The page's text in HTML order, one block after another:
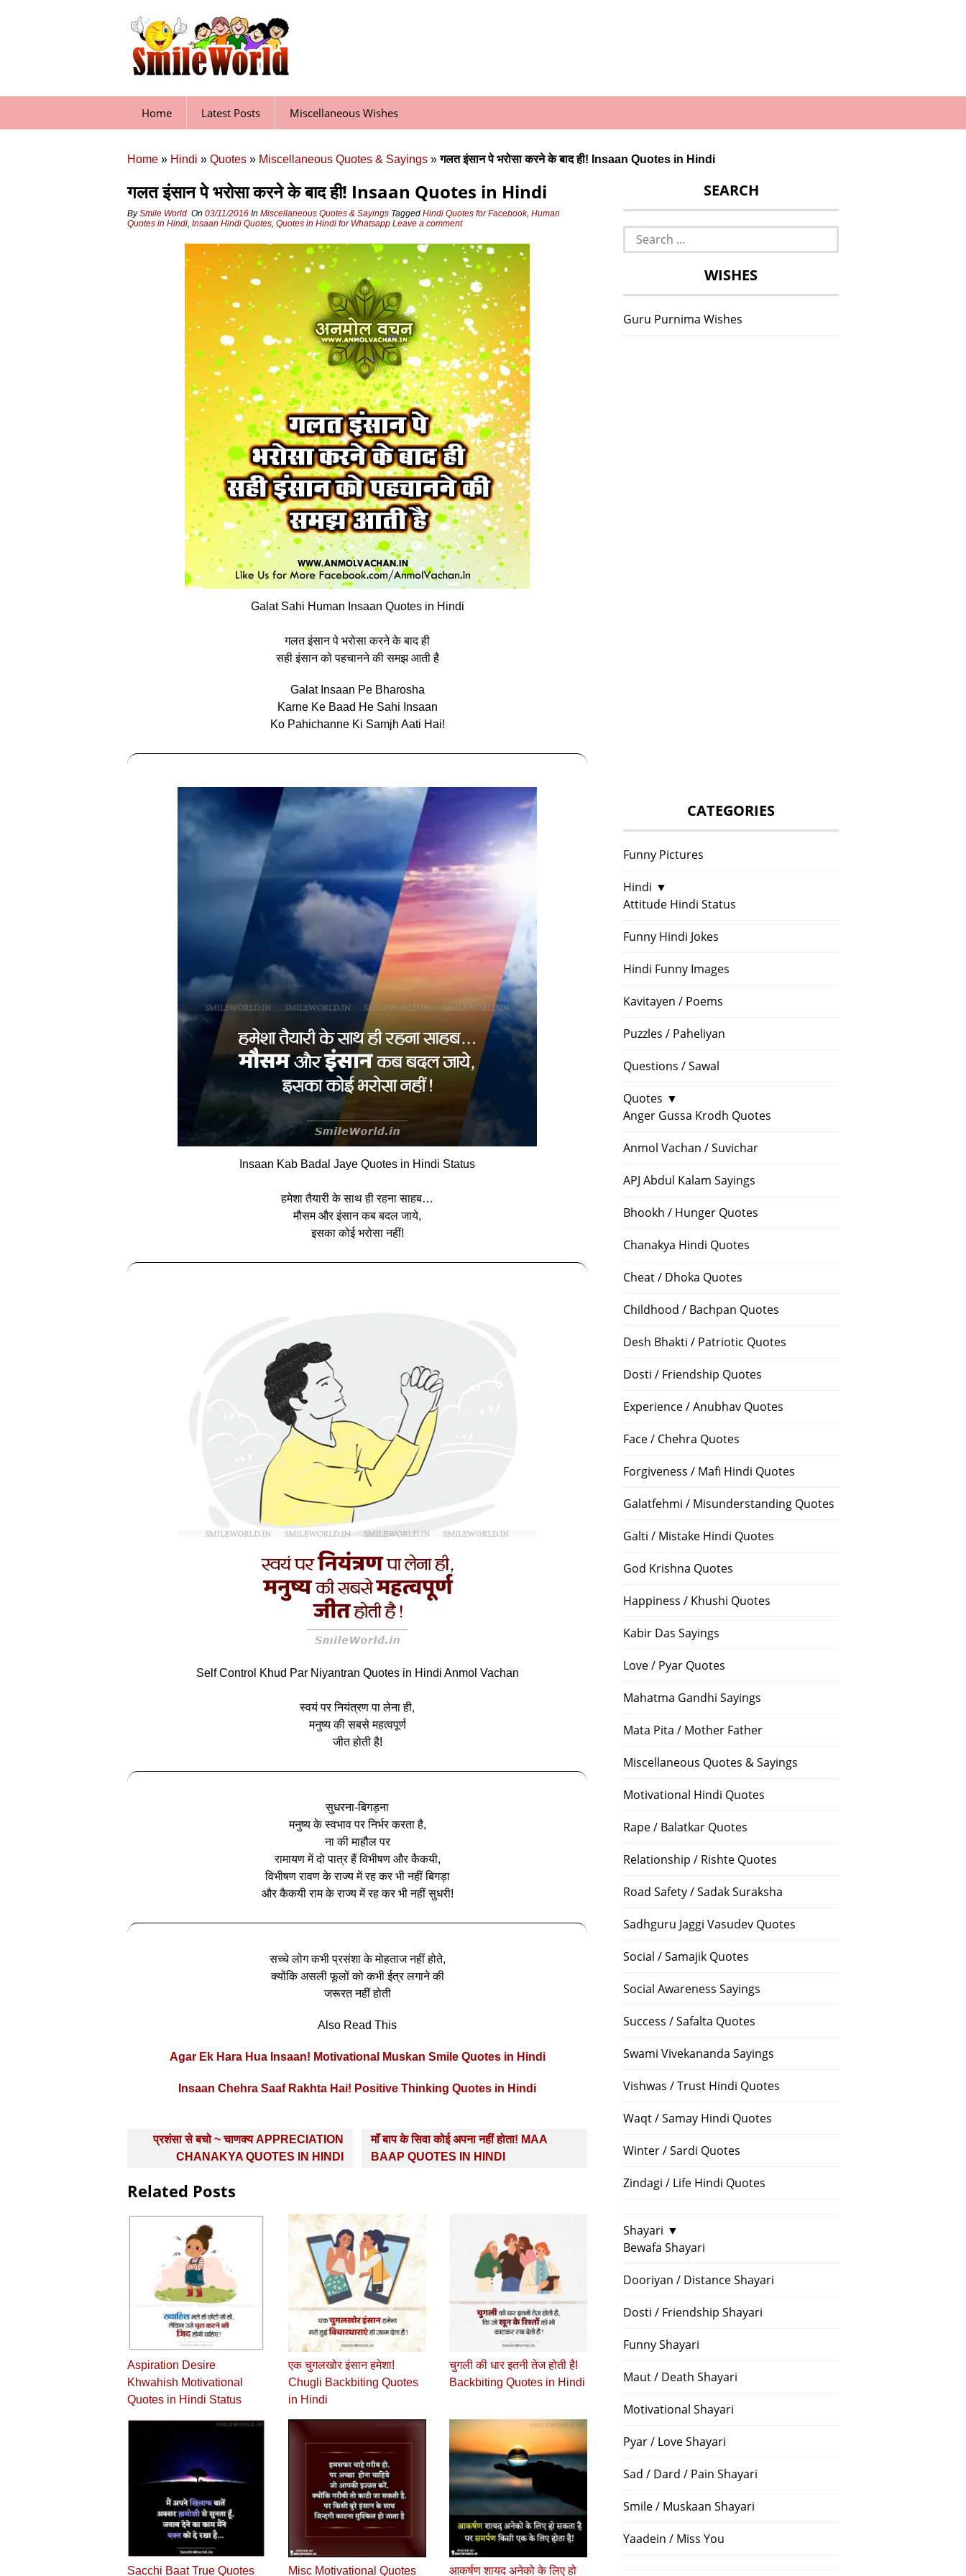
Home Latest Posts Miscellaneous Wishes
Home » Hindi » Quotes » Miscellaneous Quotes & Sayings »गलत इंसान पे भरोसा करने के बाद ही! Insaan Quotes in Hindi
गलत इंसान पे भरोसा करने के बाद ही! Insaan Quotes in Hindi
BySmile World On 03/11/2016 In Miscellaneous Quotes & Sayings Tagged Hindi Quotes for Facebook, Human
Quotes in Hindi, Insaan Hindi Quotes, Quotes in Hindi for Whatsapp Leave a comment
Galat Sahi Human Insaan Quotes in Hindi
गलत इंसान पे भरोसा करने के बाद ही
सही इंसान को पहचानने की समझ आती है
Galat Insaan Pe Bharosha
Karne Ke Baad He Sahi Insaan
Ko Pahichanne Ki Samjh Aati Hai!
Insaan Kab Badal Jaye Quotes in Hindi Status
हमेशा तैयारी के साथ ही रहना साहब…
मौसम और इंसान कब बदल जाये,
इसका कोई भरोसा नहीं!
Self Control Khud Par Niyantran Quotes in Hindi Anmol Vachan
स्‍वयं पर नियंत्रण पा लेना ही,
मनुष्य की सबसे महत्वपूर्ण
जीत होती है!
सुधरना-बिगड़ना
मनुष्य के स्वभाव पर निर्भर करता है,
ना की माहौल पर
रामायण में दो पात्र हैं विभीषण और कैकयी,
विभीषण रावण के राज्य में रह कर भी नहीं बिगड़ा
और कैकयी राम के राज्य में रह कर भी नहीं सुधरी!
सच्चे लोग कभी प्रसंशा के मोहताज नहीं होते,
क्योंकि असली फूलों को कभी ईत्र लगाने की
जरूरत नहीं होती
Also Read This
Agar Ek Hara Hua Insaan! Motivational Muskan Smile Quotes in Hindi
Insaan Chehra Saaf Rakhta Hai! Positive Thinking Quotes in Hindi
Post
navigation
प्रशंसा से बचो ~ चाणक्य APPRECIATION
CHANAKYA QUOTES IN HINDI
माॅं बाप के सिवा कोई अपना नहीं होता! MAA
BAAP QUOTES IN HINDI
Related Posts
Aspiration Desire
Khwahish Motivational
Quotes in Hindi Status
एक चुगलखोर इंसान हमेशा!
Chugli Backbiting Quotes
in Hindi
चुगली की धार इतनी तेज होती है!
Backbiting Quotes in Hindi
Sacchi Baat True Quotes Misc Motivational Quotes आकर्षण शायद अनेको के लिए हो
SEARCH
Search
for:
WISHES
Guru Purnima Wishes
CATEGORIES
Funny Pictures
Hindi ▼
Attitude Hindi Status
Funny Hindi Jokes
Hindi Funny Images
Kavitayen / Poems
Puzzles / Paheliyan
Questions / Sawal
Quotes ▼
Anger Gussa Krodh Quotes
Anmol Vachan / Suvichar
APJ Abdul Kalam Sayings
Bhookh / Hunger Quotes
Chanakya Hindi Quotes
Cheat / Dhoka Quotes
Childhood / Bachpan Quotes
Desh Bhakti / Patriotic Quotes
Dosti / Friendship Quotes
Experience / Anubhav Quotes
Face / Chehra Quotes
Forgiveness / Mafi Hindi Quotes
Galatfehmi / Misunderstanding Quotes
Galti / Mistake Hindi Quotes
God Krishna Quotes
Happiness / Khushi Quotes
Kabir Das Sayings
Love / Pyar Quotes
Mahatma Gandhi Sayings
Mata Pita / Mother Father
Miscellaneous Quotes & Sayings
Motivational Hindi Quotes
Rape / Balatkar Quotes
Relationship / Rishte Quotes
Road Safety / Sadak Suraksha
Sadhguru Jaggi Vasudev Quotes
Social / Samajik Quotes
Social Awareness Sayings
Success / Safalta Quotes
Swami Vivekananda Sayings
Vishwas / Trust Hindi Quotes
Waqt / Samay Hindi Quotes
Winter / Sardi Quotes
Zindagi / Life Hindi Quotes
Shayari ▼
Bewafa Shayari
Dooriyan / Distance Shayari
Dosti / Friendship Shayari
Funny Shayari
Maut / Death Shayari
Motivational Shayari
Pyar / Love Shayari
Sad / Dard / Pain Shayari
Smile / Muskaan Shayari
Yaadein / Miss You